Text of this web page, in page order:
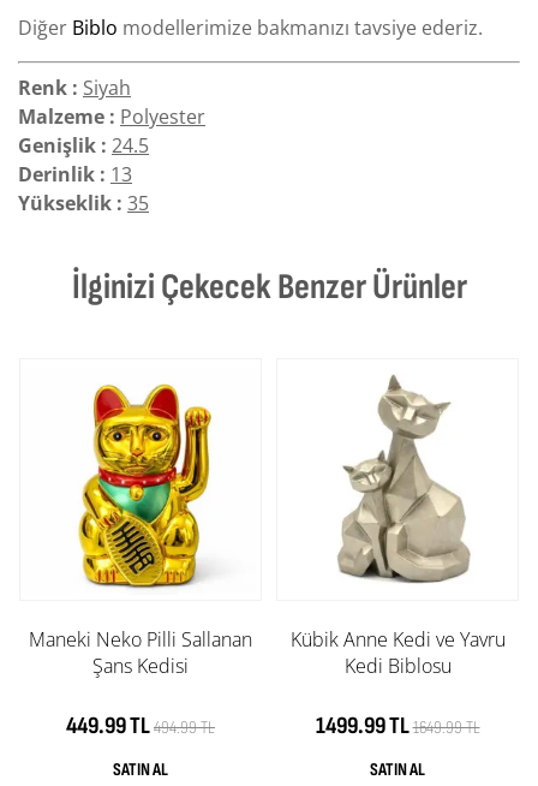
Diğer Biblo modellerimize bakmanızı tavsiye ederiz.
Renk : Siyah
Malzeme : Polyester
Genişlik : 24.5
Derinlik : 13
Yükseklik : 35
İlginizi Çekecek Benzer Ürünler
Maneki Neko Pilli Sallanan
Şans Kedisi
449.99 TL494.99 TL
Kübik Anne Kedi ve Yavru
Kedi Biblosu
1499.99 TL1649.99 TL